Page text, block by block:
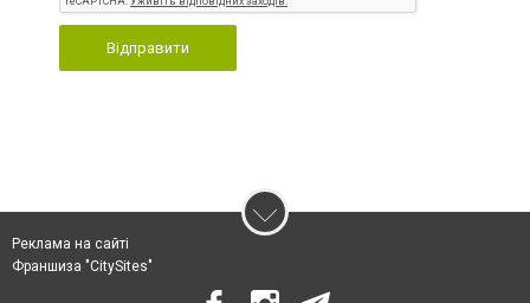
Відправити
Реклама на сайті
Франшиза "CitySites"